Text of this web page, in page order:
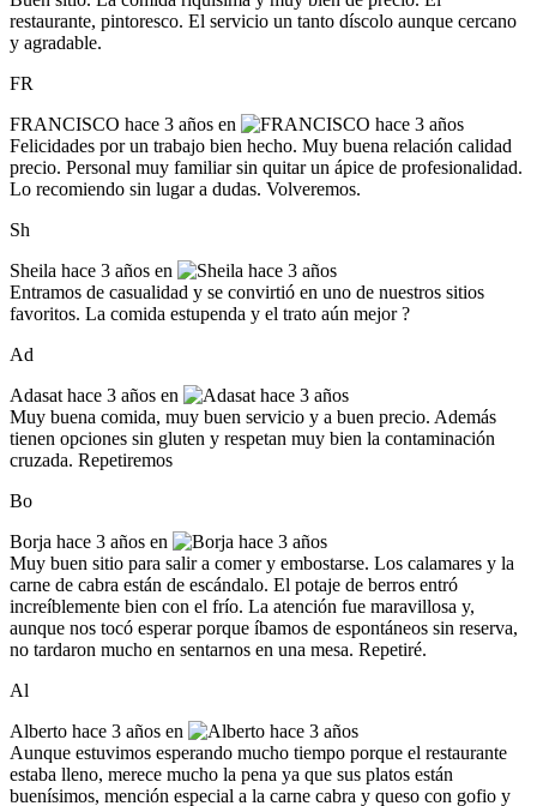
restaurante, pintoresco. El servicio un tanto díscolo aunque cercano
y agradable.
FR
FRANCISCO hace 3 años en
Felicidades por un trabajo bien hecho. Muy buena relación calidad
precio. Personal muy familiar sin quitar un ápice de profesionalidad.
Lo recomiendo sin lugar a dudas. Volveremos.
Sh
Sheila hace 3 años en
Entramos de casualidad y se convirtió en uno de nuestros sitios
favoritos. La comida estupenda y el trato aún mejor ?
Ad
Adasat hace 3 años en
Muy buena comida, muy buen servicio y a buen precio. Además
tienen opciones sin gluten y respetan muy bien la contaminación
cruzada. Repetiremos
Bo
Borja hace 3 años en
Muy buen sitio para salir a comer y embostarse. Los calamares y la
carne de cabra están de escándalo. El potaje de berros entró
increíblemente bien con el frío. La atención fue maravillosa y,
aunque nos tocó esperar porque íbamos de espontáneos sin reserva,
no tardaron mucho en sentarnos en una mesa. Repetiré.
Al
Alberto hace 3 años en
Aunque estuvimos esperando mucho tiempo porque el restaurante
estaba lleno, merece mucho la pena ya que sus platos están
buenísimos, mención especial a la carne cabra y queso con gofio y